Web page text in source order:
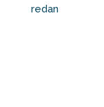
redan